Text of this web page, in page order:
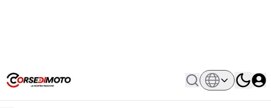
Home Storie Di Moto
MotoGP: Fabio Quartararo-
MotoGP: Fabio